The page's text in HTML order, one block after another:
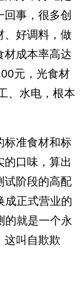
事，很多创
、好调料，做
材成本率高达
元，光食材
、水电，根本
标准食材和标
的口味，算出
试阶段的高配
成正式营业的
的就是一个永
叫自欺欺